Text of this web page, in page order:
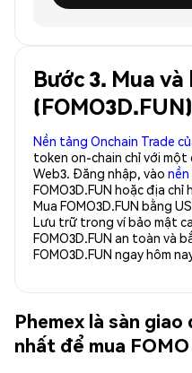
Bước 3. Mua
Nền tảng Onchain Trade
token on-chain chỉ với một
Web3. Đăng nhập, vào
FOMO3D.FUN hoặc địa
Mua FOMO3D.FUN bằng
Lưu trữ trong ví bảo mật
FOMO3D.FUN an toàn và
FOMO3D.FUN ngay hôm
Phemex là sàn
nhất để mua